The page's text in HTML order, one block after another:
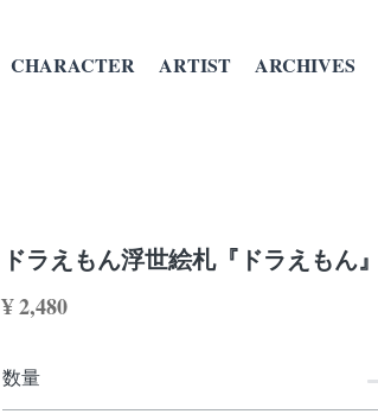
CHARACTER ARTIST ARCHIVES
ドラえもん浮世絵札『ドラえもん』
¥ 2,480
数量